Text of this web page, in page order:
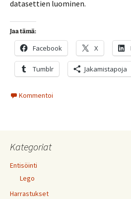
datasettien luominen.
Jaa tämä:
Facebook X
Tumblr Jakamistapoja
Kommentoi
Kategoriat
Entisöinti
Lego
Harrastukset